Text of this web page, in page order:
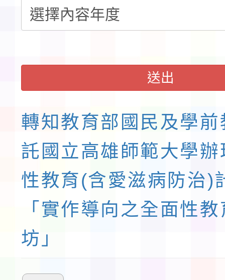
請一案
送出
轉知教育部國民及學
託國立高雄師範大學
性教育(含愛滋病防治)
「實作導向之全面性
坊」